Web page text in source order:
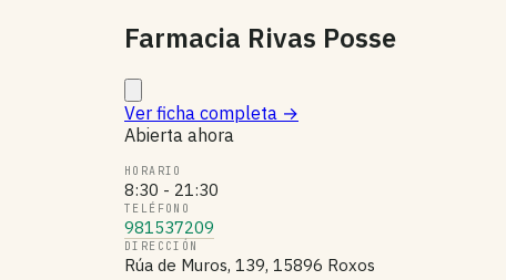
Farmacia Rivas Posse
Ver ficha completa →
Abierta ahora
HORARIO
8:30 - 21:30
TELÉFONO
981537209
DIRECCIÓN
Rúa de Muros, 139, 15896 Roxos